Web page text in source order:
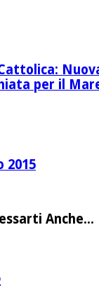
per il
2015
Anche...